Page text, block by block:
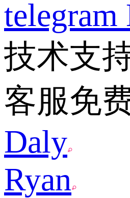
telegram
技术支
客服免
Daly
Ryan